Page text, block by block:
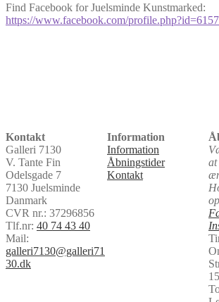
Find Facebook for Juelsminde Kunstmarked:
https://www.facebook.com/
Kontakt
Galleri 7130
V. Tante Fin
Odelsgade 7
7130 Juelsminde
Danmark
CVR nr.: 37296856
Tlf.nr: 40 74 43 40
Mail:
galleri7130@galleri71
30.dk
Information
Information
Åbningstider
Kontakt
at